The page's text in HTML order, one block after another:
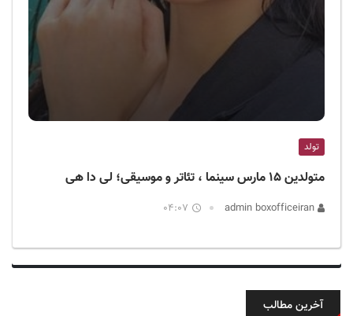
تولد
متولدین ۱۵ مارس سینما ، تئاتر و موسیقی؛ لی دا هی
04:07
آخرین مطالب